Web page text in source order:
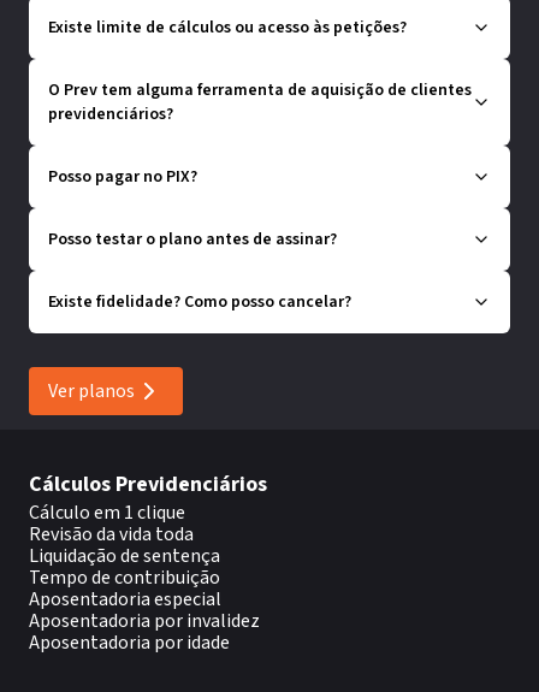
Existe limite de cálculos ou acesso às petições?
O Prev tem alguma ferramenta de aquisição de clientes
previdenciários?
Posso pagar no PIX?
Posso testar o plano antes de assinar?
Existe fidelidade? Como posso cancelar?
Ver planos
Cálculos Previdenciários
Cálculo em 1 clique
Revisão da vida toda
Liquidação de sentença
Tempo de contribuição
Aposentadoria especial
Aposentadoria por invalidez
Aposentadoria por idade